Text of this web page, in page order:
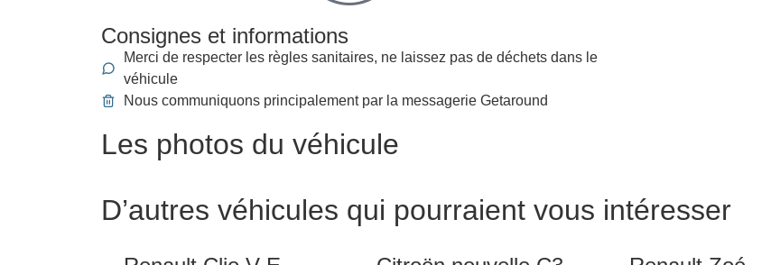
Consignes et informations
Merci de respecter les règles sanitaires, ne laissez pas de déchets dans le
véhicule
Nous communiquons principalement par la messagerie Getaround
Les photos du véhicule
D’autres véhicules qui pourraient vous intéresser